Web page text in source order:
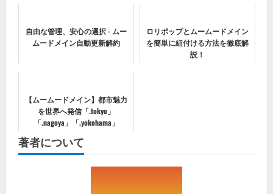
自由な管理、安心の選択 - ムー
ムードメイン自動更新解約
ロリポップとムームードメイン
を簡単に紐付ける方法を徹底解
説！
【ムームードメイン】都市魅力
を世界へ発信「.tokyo」
「.nagoya」「.yokohama」
著者について